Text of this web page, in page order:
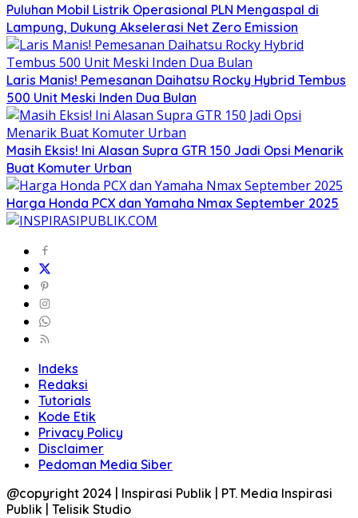
Puluhan Mobil Listrik Operasional PLN Mengaspal di
Lampung, Dukung Akselerasi Net Zero Emission
Laris Manis! Pemesanan Daihatsu Rocky Hybrid Tembus
500 Unit Meski Inden Dua Bulan
Masih Eksis! Ini Alasan Supra GTR 150 Jadi Opsi Menarik
Buat Komuter Urban
Harga Honda PCX dan Yamaha Nmax September 2025
Indeks
Redaksi
Tutorials
Kode Etik
Privacy Policy
Disclaimer
Pedoman Media Siber
@copyright 2024 | Inspirasi Publik | PT. Media Inspirasi
Publik | Telisik Studio